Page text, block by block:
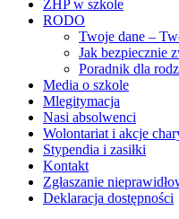
ZHP w szkole
RODO
Twoje dane –
Jak bezpiecznie
Poradnik dla
Media o szkole
Mlegitymacja
Nasi absolwenci
Wolontariat i akcje
Stypendia i zasiłki
Kontakt
Zgłaszanie
Deklaracja dostępności